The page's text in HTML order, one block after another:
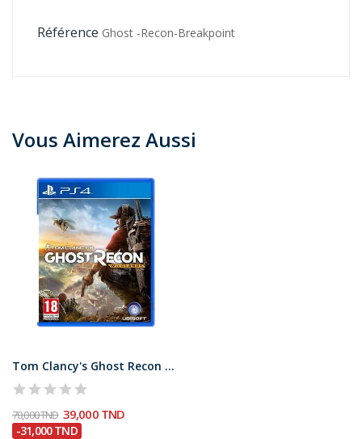
Référence Ghost -Recon-Breakpoint
Vous Aimerez Aussi
Tom Clancy's Ghost Recon Wildlands jeux ps4
70,000 TND 39,000 TND
-31,000 TND